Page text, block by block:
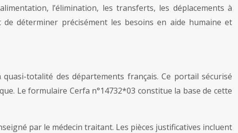
l’élimination, les transferts, les déplacements à
de déterminer précisément les besoins en aide humaine et
totalité des départements français. Ce portail sécurisé
Le formulaire Cerfa n°14732*03 constitue la base de cette
par le médecin traitant. Les pièces justificatives incluent